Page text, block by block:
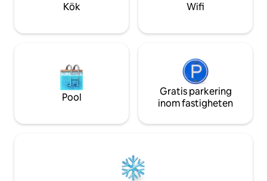
Kök Wifi
Pool
Gratis parkering
inom fastigheten